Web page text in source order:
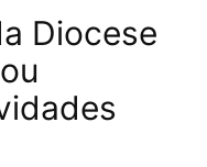
Diocese